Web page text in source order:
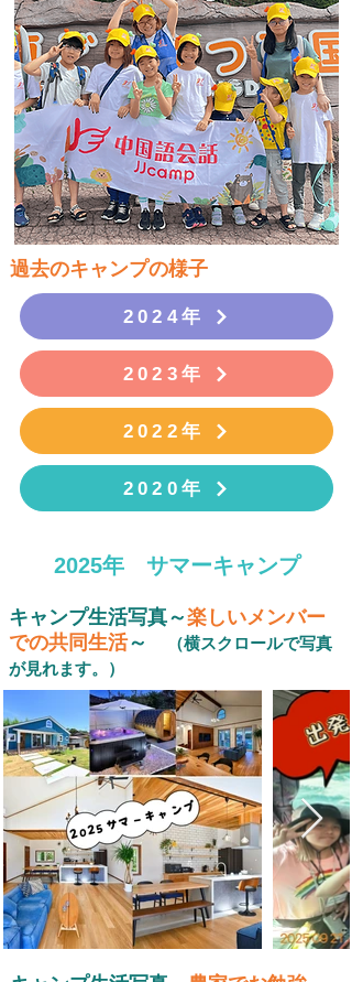
​過去のキャンプの様子
2024年
2023年
2022年
2020年
​2025年 サマーキャンプ
キャンプ生活写真～楽しいメンバー
での共同生活～
（横スクロールで写真
が見れます。）